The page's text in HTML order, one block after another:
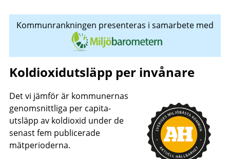
Kommunrankningen presenteras i samarbete med
Koldioxidutsläpp per invånare
Det vi jämför är kommunernas
genomsnittliga per capita-
utsläpp av koldioxid under de
senast fem publicerade
mätperioderna.